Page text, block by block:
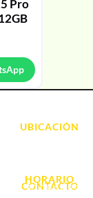
Pro
UBICACIÓN
HORARIO
L. - S. 10:00h a 22:00h
CONTACTO